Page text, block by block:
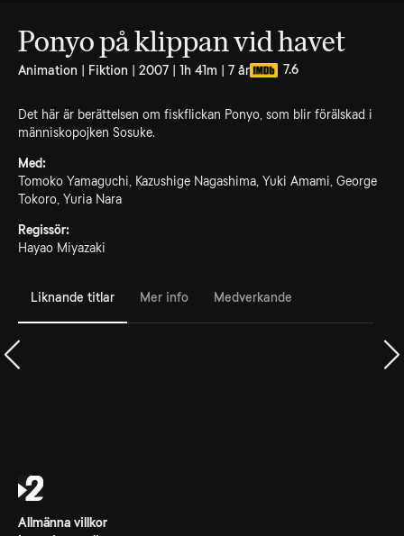
Ponyo på klippan vid havet
Animation | Fiktion | 2007 | 1h 41m | 7 år 7.6
Det här är berättelsen om fiskflickan Ponyo, som blir förälskad i
människopojken Sosuke.
Med:
Tomoko Yamaguchi, Kazushige Nagashima, Yuki Amami, George
Tokoro, Yuria Nara
Regissör:
Hayao Miyazaki
Liknande titlar Mer info Medverkande
Allmänna villkor